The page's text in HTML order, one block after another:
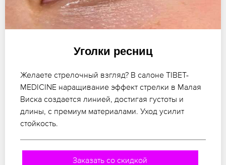
Уголки ресниц
Желаете стрелочный взгляд? В салоне TIBET-
MEDICINE наращивание эффект стрелки в Малая
Виска создается линией, достигая густоты и
длины, с премиум материалами. Уход усилит
стойкость.
Заказать со скидкой